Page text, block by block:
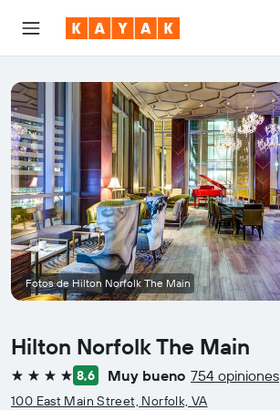
Hilton Norfolk The Main
4 estrellas8,6 Muy bueno 754 opiniones
100 East Main Street, Norfolk, VA
Fotos de Hilton Norfolk The Main